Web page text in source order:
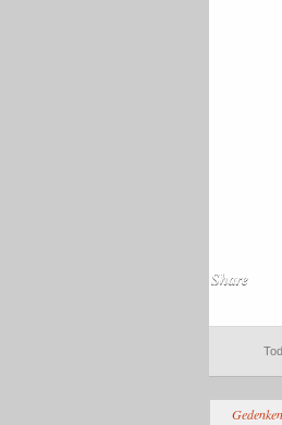
Share
Tod